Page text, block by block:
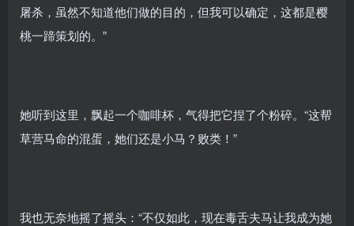
屠杀，虽然不知道他们做的目的，但我可以确定，这都是樱
桃一蹄策划的。”
她听到这里，飘起一个咖啡杯，气得把它捏了个粉碎。“这帮
草营马命的混蛋，她们还是小马？败类！”
我也无奈地摇了摇头：“不仅如此，现在毒舌夫马让我成为她